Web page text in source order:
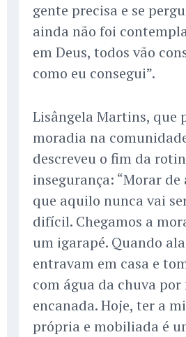
gente precisa e se
ainda não foi
em Deus, todos vão
como eu consegui”.
Lisângela Martins, que
moradia na
descreveu o fim da
insegurança: “Morar
que aquilo nunca vai
difícil. Chegamos a
um igarapé. Quando
entravam em casa e
com água da chuva
encanada. Hoje, ter a
própria e mobiliada é